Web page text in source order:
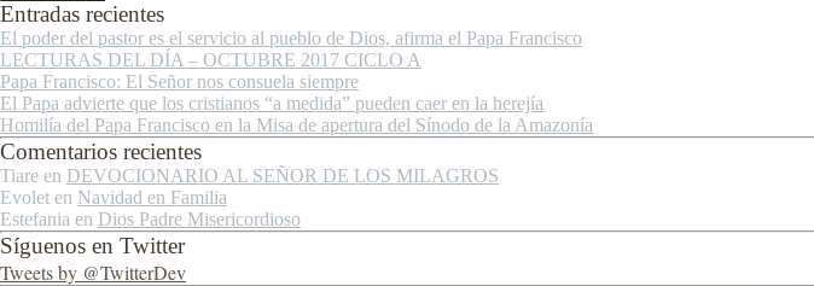
Entradas recientes
El poder del pastor es el servicio al pueblo de Dios, afirma el Papa Francisco
LECTURAS DEL DÍA – OCTUBRE 2017 CICLO A
Papa Francisco: El Señor nos consuela siempre
El Papa advierte que los cristianos “a medida” pueden caer en la herejía
Homilía del Papa Francisco en la Misa de apertura del Sínodo de la Amazonía
Comentarios recientes
Tiare en DEVOCIONARIO AL SEÑOR DE LOS MILAGROS
Evolet en Navidad en Familia
Estefania en Dios Padre Misericordioso
Síguenos en Twitter
Tweets by @TwitterDev